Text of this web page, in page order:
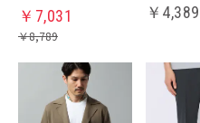
￥ 7,031
￥8,789
￥ 4,389